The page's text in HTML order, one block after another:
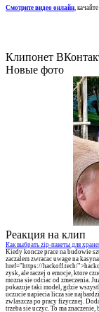
Смотрите видео онлайн,
Клипонет
Новые фото
Реакция на клип
Как выбрать zip-пакеты для
Kiedy koncze prace na budowie
zaczalem zwracac uwage na
href="https://hackoff.tech/
zysk, ale raczej o emocje, ktore
mozna sie odciac od zmeczenia.
pokazuje taki model, gdzie
uczucie napiecia licza sie
zwlaszcza po pracy fizycznej.
trzeba sie uczyc. To ma